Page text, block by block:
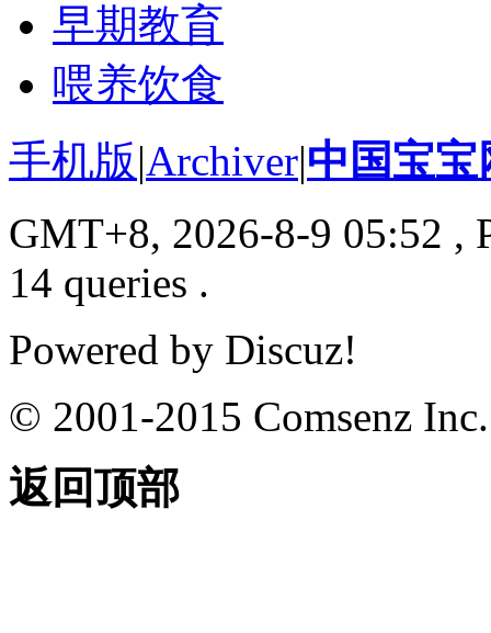
早期教育
喂养饮食
手机版|Archiver|中国宝宝
GMT+8, 2026-8-9 05:52 ,
14 queries .
Powered by Discuz!
© 2001-2015 Comsenz Inc.
返回顶部